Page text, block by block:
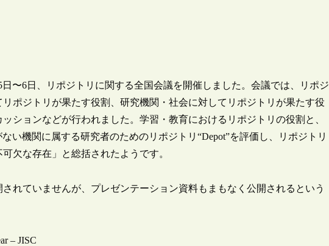
〜6日、リポジトリに関する全国会議を開催しました。会議では、リポジ
ポジトリが果たす役割、研究機関・社会に対してリポジトリが果たす役
ションなどが行われました。学習・教育におけるリポジトリの役割と、
い機関に属する研究者のためのリポジトリ“Depot”を評価し、リポジトリ
欠な存在」と総括されたようです。
れていませんが、プレゼンテーション資料もまもなく公開されるという
– JISC